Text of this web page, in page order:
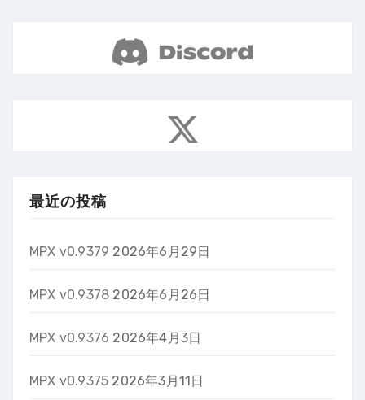
最近の投稿
MPX v0.9379 2026年6月29日
MPX v0.9378 2026年6月26日
MPX v0.9376 2026年4月3日
MPX v0.9375 2026年3月11日